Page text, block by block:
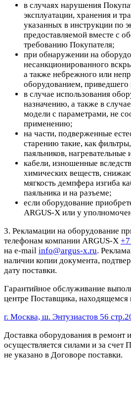
в случаях нарушения
эксплуатации, хранения и
указанных в инструкции по
предоставляемой вместе с
требованию Покупателя;
при обнаружении на
несанкционированного
а также небрежного или
оборудованием,
в случае использования
назначению, а также в
модели с параметрами, не
применению;
на части, подверженные
старению такие, как
паяльников,
кабели, изношенные
химических веществ,
мягкость демпфера изгиба
паяльника и на разъеме;
если оборудование
ARGUS-X или у
3. Рекламации на оборудование
телефонам компании ARGUS-X
на e-mail info@argus-x.ru.
наличии копии документа,
дату поставки.
Гарантийное обслуживание
центре Поставщика, находящемся
г. Москва, ш. Энтузиастов 56
Доставка оборудования в ремонт
осуществляется силами и за счет
не указано в Договоре поставки.